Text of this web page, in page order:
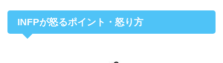
INFPが怒るポイント・怒り方